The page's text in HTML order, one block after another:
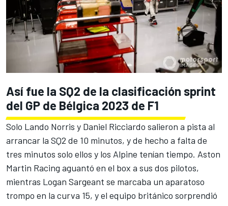
Así fue la SQ2 de la clasificación sprint
del GP de Bélgica 2023 de F1
Solo Lando Norris y Daniel Ricciardo salieron a pista al
arrancar la SQ2 de 10 minutos, y de hecho a falta de
tres minutos solo ellos y los Alpine tenían tiempo. Aston
Martin Racing aguantó en el box a sus dos pilotos,
mientras Logan Sargeant se marcaba un aparatoso
trompo en la curva 15, y el equipo británico sorprendió